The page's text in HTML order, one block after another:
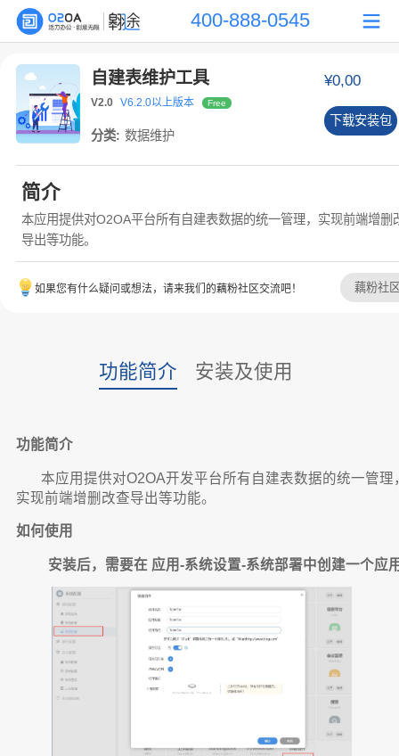
400-888-0545
自建表维护工具
V2.0 V6.2.0以上版本 Free
分类: 数据维护
¥0,00
下载安装包
简介
本应用提供对O2OA平台所有自建表数据的统一管理，实现前端增删
导出等功能。
如果您有什么疑问或想法，请来我们的藕粉社区交流吧！ 藕粉社
功能简介 安装及使用
功能简介
本应用提供对O2OA开发平台所有自建表数据的统一管理
实现前端增删改查导出等功能。
如何使用
安装后，需要在 应用-系统设置-系统部署中创建一个应